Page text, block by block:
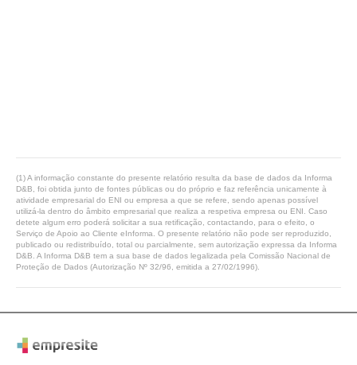
(1) A informação constante do presente relatório resulta da base de dados da Informa
D&B, foi obtida junto de fontes públicas ou do próprio e faz referência unicamente à
atividade empresarial do ENI ou empresa a que se refere, sendo apenas possível
utilizá-la dentro do âmbito empresarial que realiza a respetiva empresa ou ENI. Caso
detete algum erro poderá solicitar a sua retificação, contactando, para o efeito, o
Serviço de Apoio ao Cliente eInforma. O presente relatório não pode ser reproduzido,
publicado ou redistribuído, total ou parcialmente, sem autorização expressa da Informa
D&B. A Informa D&B tem a sua base de dados legalizada pela Comissão Nacional de
Proteção de Dados (Autorização Nº 32/96, emitida a 27/02/1996).